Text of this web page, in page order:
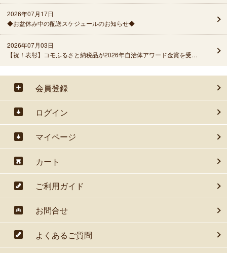
2026年07月17日
◆お盆休み中の配送スケジュールのお知らせ◆
2026年07月03日
【祝！表彰】コモふるさと納税品が2026年自治体アワード金賞を受賞しました！
会員登録
ログイン
マイページ
カート
ご利用ガイド
お問合せ
よくあるご質問